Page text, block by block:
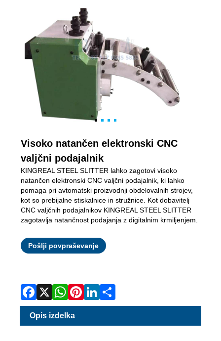
Visoko natančen elektronski CNC
valjčni podajalnik
KINGREAL STEEL SLITTER lahko zagotovi visoko
natančen elektronski CNC valjčni podajalnik, ki lahko
pomaga pri avtomatski proizvodnji obdelovalnih strojev,
kot so prebijalne stiskalnice in stružnice. Kot dobavitelj
CNC valjčnih podajalnikov KINGREAL STEEL SLITTER
zagotavlja natančnost podajanja z digitalnim krmiljenjem.
Pošlji povpraševanje
Opis izdelka